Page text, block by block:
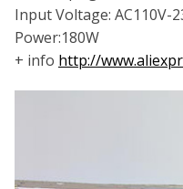
Input Voltage: AC110V-
Power:180W
+ info http://